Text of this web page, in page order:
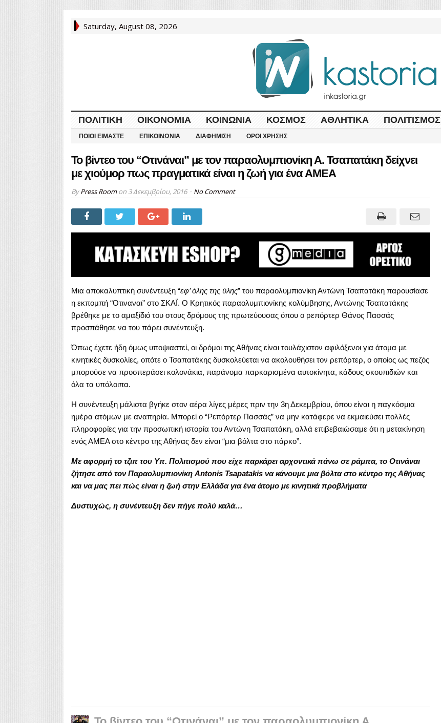
Saturday, August 08, 2026
ΠΟΛΙΤΙΚΉ ΟΙΚΟΝΟΜΊΑ ΚΟΙΝΩΝΊΑ ΚΌΣΜΟΣ ΑΘΛΗΤΙΚΆ ΠΟΛΙΤΙΣΜΌΣ
ΠΟΙΟΙ ΕΊΜΑΣΤΕ ΕΠΙΚΟΙΝΩΝΊΑ ΔΙΑΦΉΜΙΣΗ ΌΡΟΙ ΧΡΉΣΗΣ
Το βίντεο του “Οτινάναι” με τον παραολυμπιονίκη Α. Τσαπατάκη δείχνει
με χιούμορ πως πραγματικά είναι η ζωή για ένα ΑΜΕΑ
ByPress Roomon 3 Δεκεμβρίου, 2016 No Comment
Μια αποκαλυπτική συνέντευξη “εφ’ όλης της ύλης” του παραολυμπιονίκη Αντώνη Τσαπατάκη παρουσίασε
η εκπομπή “Ότιναναι” στο ΣΚΑΪ. Ο Κρητικός παραολυμπιονίκης κολύμβησης, Αντώνης Τσαπατάκης
βρέθηκε με το αμαξίδιό του στους δρόμους της πρωτεύουσας όπου ο ρεπόρτερ Θάνος Πασσάς
προσπάθησε να του πάρει συνέντευξη.
Όπως έχετε ήδη όμως υποψιαστεί, οι δρόμοι της Αθήνας είναι τουλάχιστον αφιλόξενοι για άτομα με
κινητικές δυσκολίες, οπότε ο Τσαπατάκης δυσκολεύεται να ακολουθήσει τον ρεπόρτερ, ο οποίος ως πεζός
μπορούσε να προσπεράσει κολονάκια, παράνομα παρκαρισμένα αυτοκίνητα, κάδους σκουπιδιών και
όλα τα υπόλοιπα.
Η συνέντευξη μάλιστα βγήκε στον αέρα λίγες μέρες πριν την 3η Δεκεμβρίου, όπου είναι η παγκόσμια
ημέρα ατόμων με αναπηρία. Μπορεί ο “Ρεπόρτερ Πασσάς” να μην κατάφερε να εκμαιεύσει πολλές
πληροφορίες για την προσωπική ιστορία του Αντώνη Τσαπατάκη, αλλά επιβεβαιώσαμε ότι η μετακίνηση
ενός ΑΜΕΑ στο κέντρο της Αθήνας δεν είναι “μια βόλτα στο πάρκο”.
Με αφορμή το τζιπ του Υπ. Πολιτισμού που είχε παρκάρει αρχοντικά πάνω σε ράμπα, το Οτινάναι
ζήτησε από τον Παραολυμπιονίκη Antonis Tsapatakisνα κάνουμε μια βόλτα στο κέντρο της Αθήνας
και να μας πει πώς είναι η ζωή στην Ελλάδα για ένα άτομο με κινητικά προβλήματα
Δυστυχώς, η συνέντευξη δεν πήγε πολύ καλά…